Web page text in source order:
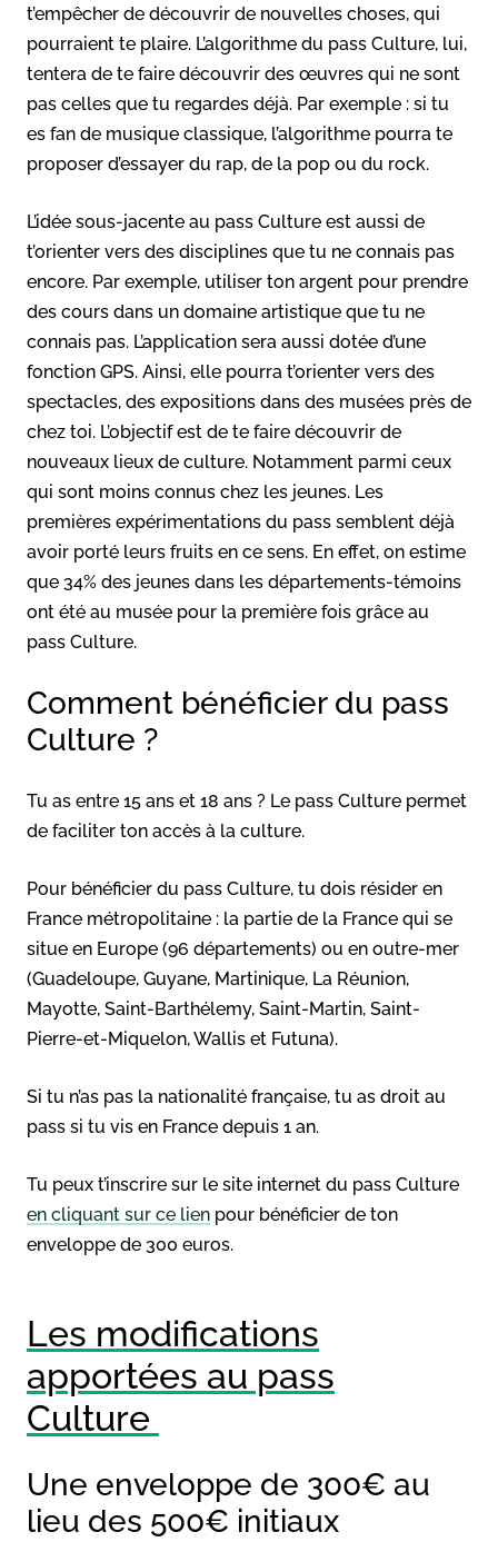
t’empêcher de découvrir de nouvelles choses, qui
pourraient te plaire. L’algorithme du pass Culture, lui,
tentera de te faire découvrir des œuvres qui ne sont
pas celles que tu regardes déjà. Par exemple : si tu
es fan de musique classique, l’algorithme pourra te
proposer d’essayer du rap, de la pop ou du rock.
L’idée sous-jacente au pass Culture est aussi de
t’orienter vers des disciplines que tu ne connais pas
encore. Par exemple, utiliser ton argent pour prendre
des cours dans un domaine artistique que tu ne
connais pas. L’application sera aussi dotée d’une
fonction GPS. Ainsi, elle pourra t’orienter vers des
spectacles, des expositions dans des musées près de
chez toi. L’objectif est de te faire découvrir de
nouveaux lieux de culture. Notamment parmi ceux
qui sont moins connus chez les jeunes. Les
premières expérimentations du pass semblent déjà
avoir porté leurs fruits en ce sens. En effet, on estime
que 34% des jeunes dans les départements-témoins
ont été au musée pour la première fois grâce au
pass Culture.
Comment bénéficier du pass
Culture ?
Tu as entre 15 ans et 18 ans ? Le pass Culture permet
de faciliter ton accès à la culture.
Pour bénéficier du pass Culture, tu dois résider en
France métropolitaine : la partie de la France qui se
situe en Europe (96 départements) ou en outre-mer
(Guadeloupe, Guyane, Martinique, La Réunion,
Mayotte, Saint-Barthélemy, Saint-Martin, Saint-
Pierre-et-Miquelon, Wallis et Futuna).
Si tu n’as pas la nationalité française, tu as droit au
pass si tu vis en France depuis 1 an.
Tu peux t’inscrire sur le site internet du pass Culture
en cliquant sur ce lien pour bénéficier de ton
enveloppe de 300 euros.
Les modifications
apportées au pass
Culture
Une enveloppe de 300€ au
lieu des 500€ initiaux